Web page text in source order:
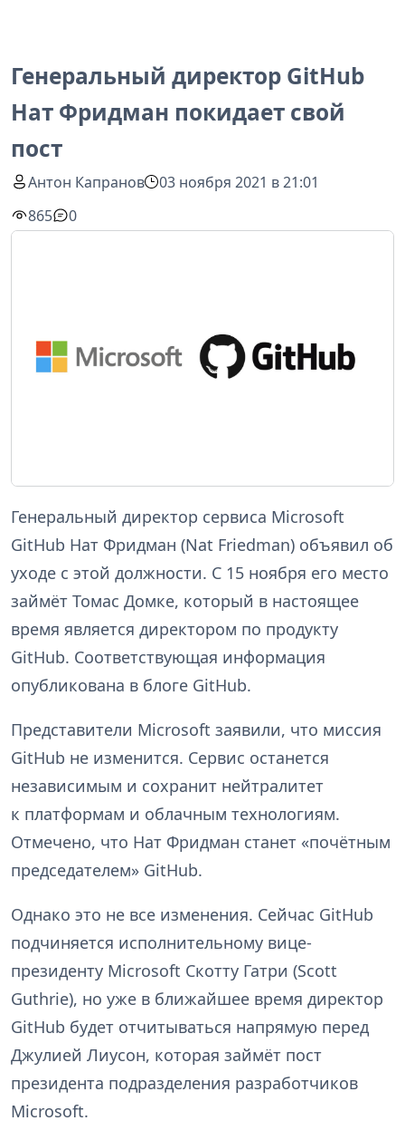
Генеральный директор GitHub
Нат Фридман покидает свой
пост
Антон Капранов
03 ноября 2021 в 21:01
865
0
Генеральный директор сервиса Microsoft
GitHub Нат Фридман (Nat Friedman) объявил об
уходе с этой должности. С 15 ноября его место
займёт Томас Домке, который в настоящее
время является директором по продукту
GitHub. Соответствующая информация
опубликована в блоге GitHub.
Представители Microsoft заявили, что миссия
GitHub не изменится. Сервис останется
независимым и сохранит нейтралитет
к платформам и облачным технологиям.
Отмечено, что Нат Фридман станет «почётным
председателем» GitHub.
Однако это не все изменения. Сейчас GitHub
подчиняется исполнительному вице-
президенту Microsoft Скотту Гатри (Scott
Guthrie), но уже в ближайшее время директор
GitHub будет отчитываться напрямую перед
Джулией Лиусон, которая займёт пост
президента подразделения разработчиков
Microsoft.